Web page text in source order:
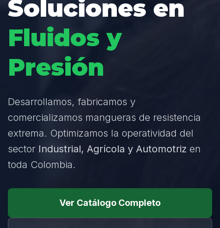
Soluciones en
Fluidos y
Presión
Desarrollamos, fabricamos y
comercializamos mangueras de resistencia
extrema. Optimizamos la operatividad del
sector Industrial, Agrícola y Automotriz en
toda Colombia.
Ver Catálogo Completo